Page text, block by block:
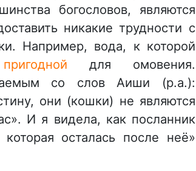
богословов, являются
никакие трудности с
Например, вода, к которой
для омовения.
со слов Аиши (р.а.):
они (кошки) не являются
И я видела, как посланник
осталась после неё»